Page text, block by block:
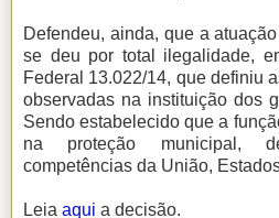
Defendeu, ainda, que a
se deu por total ilegalidade,
Federal 13.022/14, que definiu
observadas na instituição dos
Sendo estabelecido que a
na proteção municipal,
competências da União,
Leia aqui a decisão.